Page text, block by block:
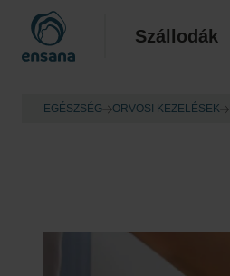
Szállodák
EGÉSZSÉG ORVOSI KEZELÉSEK